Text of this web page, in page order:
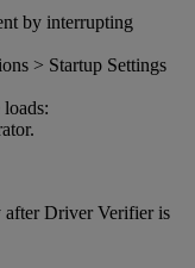
by interrupting
> Startup Settings
Driver Verifier is